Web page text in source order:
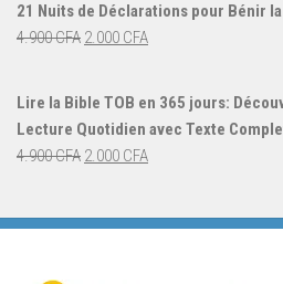
4.000 CFA.3.000 CFA.
21 Nuits de Déclarations pour Bénir
4.900CFA Le
4.900 CFA.
2.000 CFALe
Lire la Bible TOB en 365 jours:
Lecture Quotidien avec Texte
4.900CFA Le
était :
2.000 CFALe
est :